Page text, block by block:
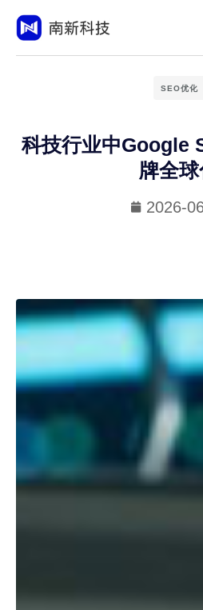
SEO优化
科技行业中Google
牌全
2026-